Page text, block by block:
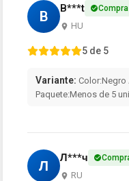
B B***t
HU
5 de 5
Variante: Color:Negro
Paquete:Menos de 5
Л Л***ч
RU